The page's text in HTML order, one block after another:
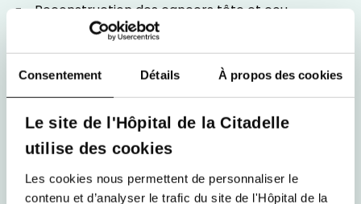
Consentement Détails À propos des cookies
Le site de l'Hôpital de la Citadelle
utilise des cookies
Les cookies nous permettent de personnaliser le
contenu et d’analyser le trafic du site de l'Hôpital de la
Reconstruction des cancers tête et cou
Chirurgie des tumeurs cutanées
Body countouring :
Abdominoplastie
Torso plastie
Bodylift
Cruroplastie ou lifting de cuisses